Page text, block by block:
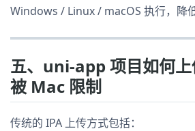
Windows / Linux / macOS 执行，降
五、uni-app 项目如何
被 Mac 限制
传统的 IPA 上传方式包括：